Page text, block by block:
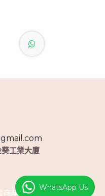
工業大廈
商平台驅動
WhatsApp Us